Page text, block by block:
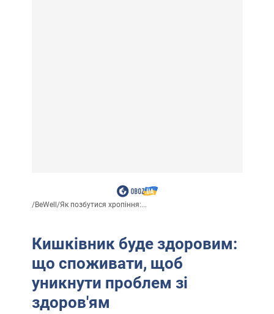
/BeWell/Як позбутися хропіння:...
Кишківник буде здоровим:
що споживати, щоб
уникнути проблем зі
здоров'ям